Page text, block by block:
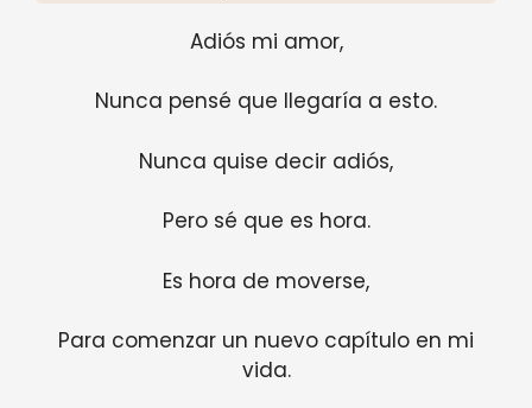
Adiós mi amor,
Nunca pensé que llegaría a esto.
Nunca quise decir adiós,
Pero sé que es hora.
Es hora de moverse,
Para comenzar un nuevo capítulo en mi
vida.